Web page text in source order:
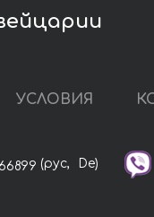
УСЛОВИЯ
(рус, De)